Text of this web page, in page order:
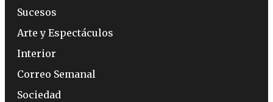
Sucesos
Arte y Espectáculos
Interior
Correo Semanal
Sociedad